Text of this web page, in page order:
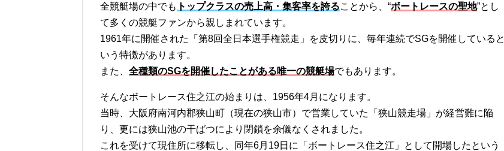
全競艇場の中でも トップクラスの売上高・集客率を誇ることから、“ボートレースの聖地”とし
て多くの競艇ファンから親しまれています。
1961年に開催された「第8回全日本選手権競走」を皮切りに、毎年連続でSGを開催していると
いう特徴があります。
また、 全種類のSGを開催したことがある唯一の競艇場でもあります。
そんなボートレース住之江の始まりは、1956年4月になります。
当時、大阪府南河内郡狭山町（現在の狭山市）で営業していた「狭山競走場」が経営難に陥
り、更には狭山池の干ばつにより閉鎖を余儀なくされました。
これを受けて現住所に移転し、同年6月19日に「ボートレース住之江」として開場したという